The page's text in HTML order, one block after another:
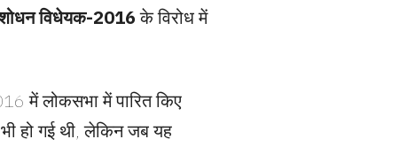
विधेयक-2016के विरोध में
में लोकसभा में पारित किए
हो गई थी, लेकिन जब यह